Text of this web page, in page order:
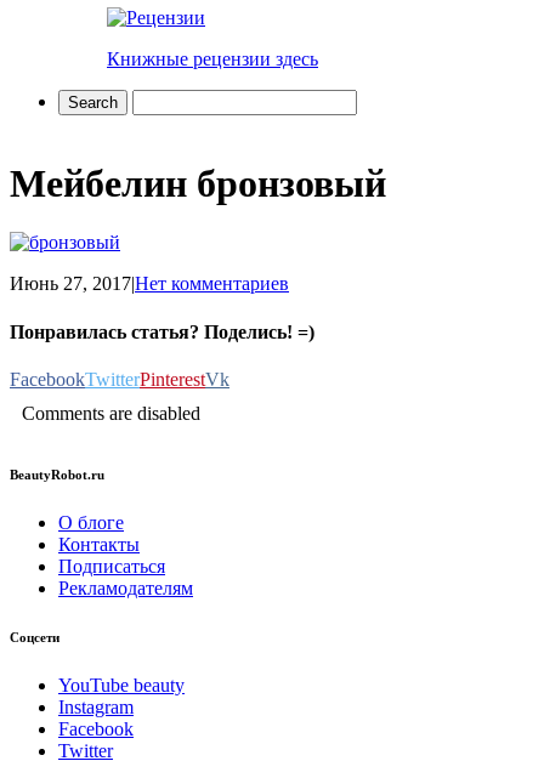
Книжные рецензии здесь
Мейбелин бронзовый
Июнь 27, 2017|Нет комментариев
Понравилась статья? Поделись! =)
FacebookTwitterPinterestVk
Comments are disabled
BeautyRobot.ru
О блоге
Контакты
Подписаться
Рекламодателям
Соцсети
YouTube beauty
Instagram
Facebook
Twitter